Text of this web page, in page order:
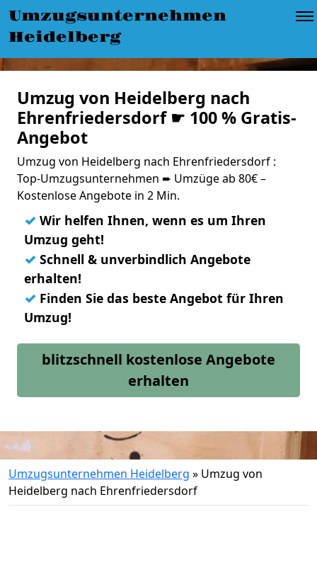
Umzugsunternehmen
Heidelberg
Umzug von Heidelberg nach
Ehrenfriedersdorf ☛ 100 % Gratis-
Angebot
Umzug von Heidelberg nach Ehrenfriedersdorf :
Top-Umzugsunternehmen ➨ Umzüge ab 80€ –
Kostenlose Angebote in 2 Min.
✓ Wir helfen Ihnen, wenn es um Ihren
Umzug geht!
✓ Schnell & unverbindlich Angebote
erhalten!
✓ Finden Sie das beste Angebot für Ihren
Umzug!
blitzschnell kostenlose Angebote
erhalten
Umzugsunternehmen Heidelberg » Umzug von
Heidelberg nach Ehrenfriedersdorf